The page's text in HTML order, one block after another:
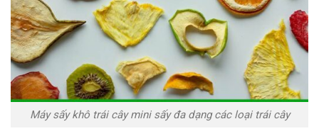
Máy sấy khô trái cây mini sấy đa dạng các loại trái cây